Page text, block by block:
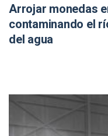
Arrojar monedas
contaminando el
del agua